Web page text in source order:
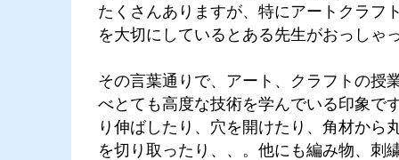
たくさんありますが、特にアートクラフ
を大切にしているとある先生がおっしゃ
その言葉通りで、アート、クラフトの授
べとても高度な技術を学んでいる印象で
り伸ばしたり、穴を開けたり、角材から
を切り取ったり、、。他にも編み物、刺